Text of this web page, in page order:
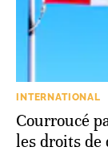
INTERNATIONAL
Courroucé
les droits de